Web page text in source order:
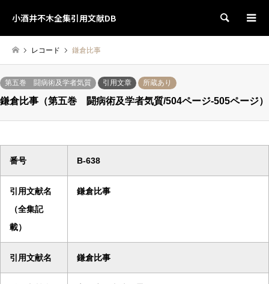
小酒井不木全集引用文献DB 検索
レコード 鎌倉比事
第五巻 闘病術及学者気質 引用文章 所蔵あり
鎌倉比事（第五巻 闘病術及学者気質/504ページ-505ページ）
番号 B-638
引用文献名
（全集記
載）
鎌倉比事
引用文献名 鎌倉比事